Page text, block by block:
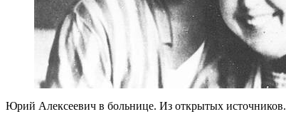
Юрий Алексеевич в больнице. Из открытых источников.